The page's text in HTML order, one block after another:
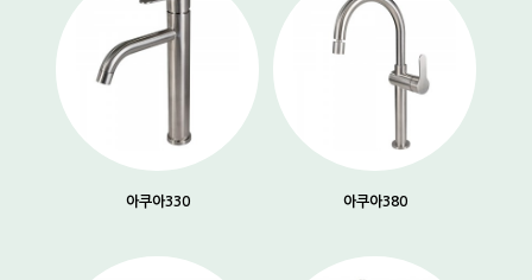
아쿠아330 아쿠아380